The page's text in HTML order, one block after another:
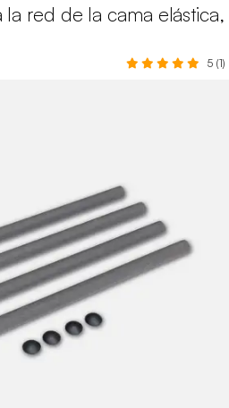
red de la cama elástica,
5 (1)